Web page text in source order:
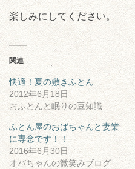
楽しみにしてください。
関連
快適！夏の敷きふとん
2012年6月18日
おふとんと眠りの豆知識
ふとん屋のおばちゃんと妻業
に専念です！！
2016年6月30日
オバちゃんの微笑みブログ